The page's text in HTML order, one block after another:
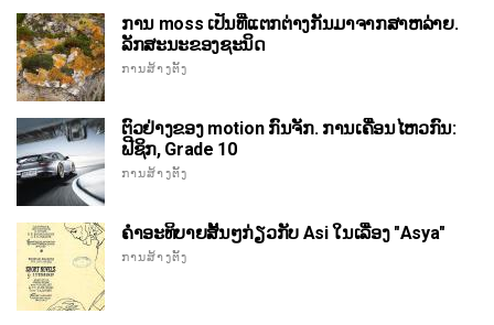
ການ moss ເປັນທີ່ແຕກຕ່າງກັນມາຈາກສາຫລ່າຍ.
ລັກສະນະຂອງຊະນິດ
ການສ້າງຕັ້ງ
ຕົວຢ່າງຂອງ motion ກົນຈັກ. ການເຄື່ອນໄຫວກົນ:
ຟີຊິກ, Grade 10
ການສ້າງຕັ້ງ
ຄໍາອະທິບາຍສັ້ນໆກ່ຽວກັບ Asi ໃນເລື່ອງ "Asya"
ການສ້າງຕັ້ງ